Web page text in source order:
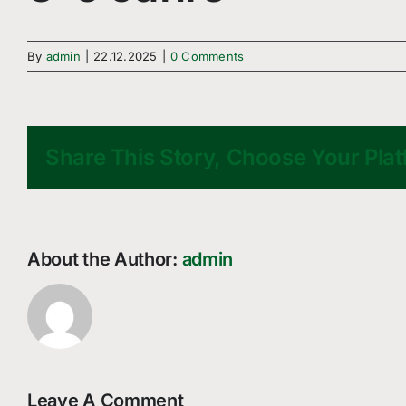
By admin 22.12.2025 0 Comments
Share This Story, Choose Your
About the Author: admin
Leave A Comment